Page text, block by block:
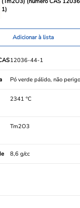
1)
Adicionar à lista
12036-44-1
Pó verde pálido, não
2341 °C
Tm2O3
8,6 g/cc